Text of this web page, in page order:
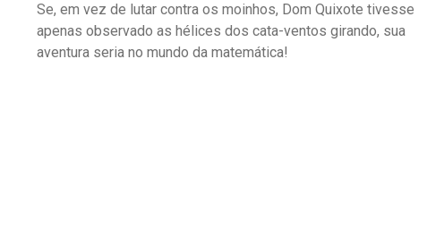
Se, em vez de lutar contra os moinhos, Dom Quixote tivesse
apenas observado as hélices dos cata-ventos girando, sua
aventura seria no mundo da matemática!